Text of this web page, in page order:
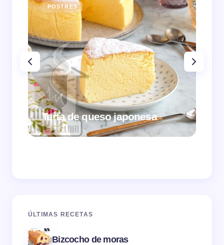
POSTRES
Tarta de queso japonesa
ÚLTIMAS RECETAS
Bizcocho de moras